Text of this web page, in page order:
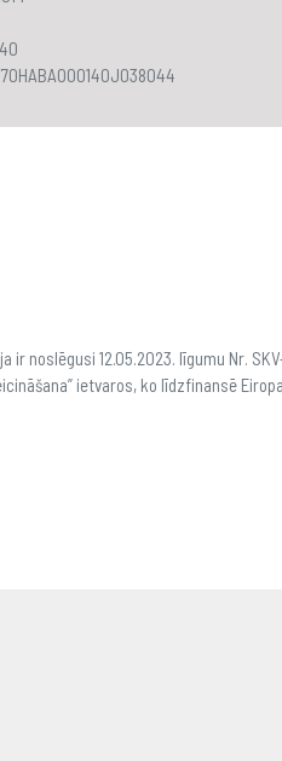
ir noslēgusi 12.05.2023. līgumu Nr.
ietvaros, ko līdzfinansē